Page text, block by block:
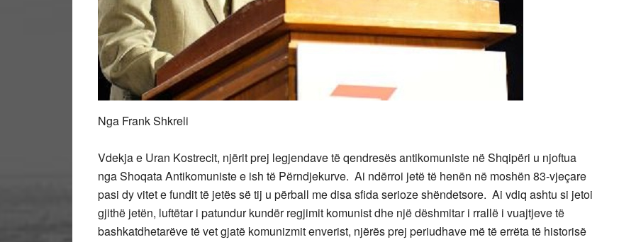
Nga Frank Shkreli
Vdekja e Uran Kostrecit, njërit prej legjendave të qendresës antikomuniste në Shqipëri u njoftua
nga Shoqata Antikomuniste e ish të Përndjekurve. Ai ndërroi jetë të henën në moshën 83-vjeçare
pasi dy vitet e fundit të jetës së tij u përball me disa sfida serioze shëndetsore. Ai vdiq ashtu si jetoi
gjithë jetën, luftëtar i patundur kundër regjimit komunist dhe një dëshmitar i rrallë i vuajtjeve të
bashkatdhetarëve të vet gjatë komunizmit enverist, njërës prej periudhave më të errëta të historisë